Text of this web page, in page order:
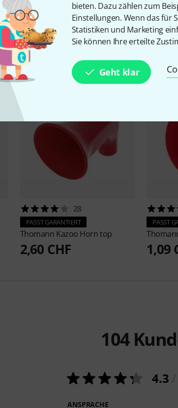
bieten. Dazu zählen zum
Einstellungen. Wenn das für
Statistiken und Marketing
Sie können Ihre erteilte
Geht klar
Zubehör
28
PASST GARANTIERT
Thomann Kazoo Horn top
2,60 CHF
PASST
1,09
104
4.3
ANSPRACHE